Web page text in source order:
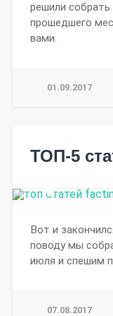
решили
прошедшего
вами.
01.09.2017
ТОП-5
Вот и
поводу мы
июля и спешим
07.08.2017